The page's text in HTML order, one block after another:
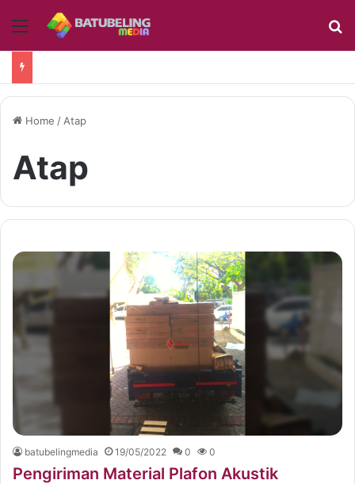
Menu
Home /Atap
Atap
batubelingmedia 19/05/2022 0 0
Pengiriman Material Plafon Akustik